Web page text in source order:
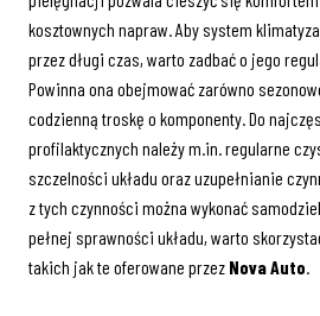
kosztownych napraw. Aby system
przez długi czas, warto zadbać o jego
Powinna ona obejmować zarówno
codzienną troskę o komponenty. Do
profilaktycznych należy m.in. regularne
szczelności układu oraz uzupełnianie
z tych czynności można wykonać
pełnej sprawności układu, warto
takich jak te oferowane przez Nova Auto.